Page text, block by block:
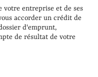
votre entreprise et de ses
accorder un crédit de
d'emprunt,
de résultat de votre